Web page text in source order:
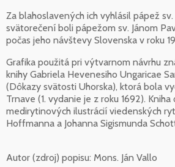
Za blahoslavených ich vyhlásil pápež
svätorečení boli pápežom sv. Jánom
počas jeho návštevy Slovenska v roku
Grafika použitá pri výtvarnom návrhu
knihy Gabriela Hevenesiho Ungaricae
(Dôkazy svätosti Uhorska), ktorá bola
Trnave (1. vydanie je z roku 1692). Kniha
medirytinových ilustrácií viedenských
Hoffmanna a Johanna Sigismunda
Autor (zdroj) popisu: Mons. Ján Vallo